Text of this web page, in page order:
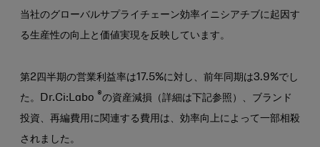
当社のグローバルサプライチェーン効率イニシアチブに起因す
る生産性の向上と価値実現を反映しています。
第2四半期の営業利益率は17.5%に対し、前年同期は3.9%でし
た。Dr.Ci:Labo ®の資産減損（詳細は下記参照）、ブランド
投資、再編費用に関連する費用は、効率向上によって一部相殺
されました。